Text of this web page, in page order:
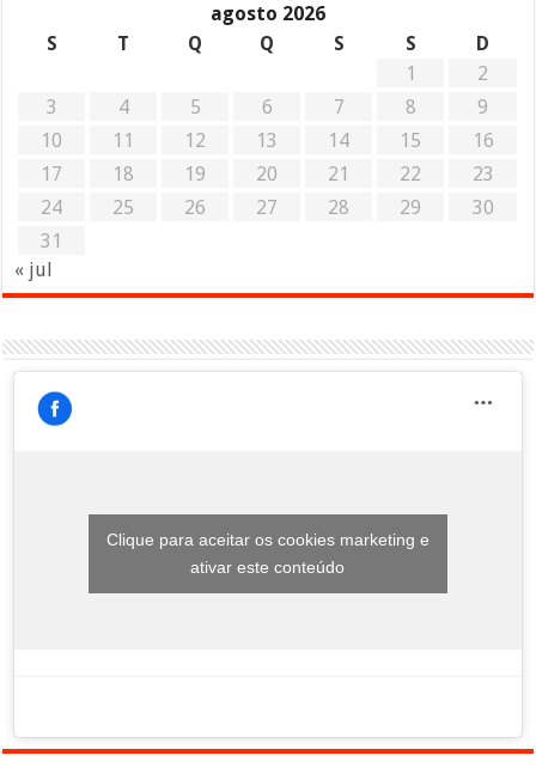
agosto 2026
S
T Q Q S S
D
1
2
3
4 5 6 7 8
9
10
11 12 13 14 15
16
17
18 19 20 21 22
23
24
25 26 27 28 29
30
31
« jul
Clique para aceitar os cookies marketing e
ativar este conteúdo